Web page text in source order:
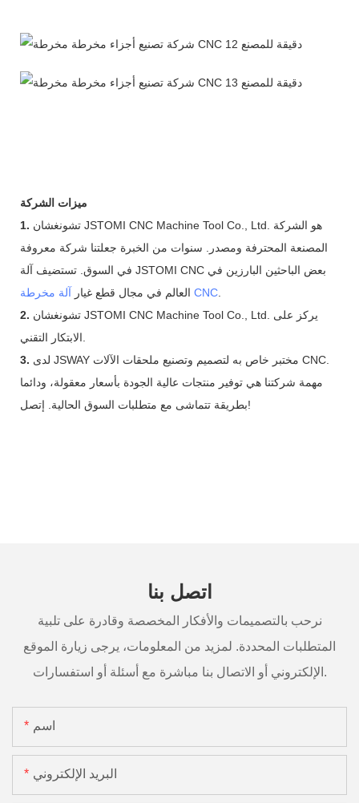
ميزات الشركة
1. تشونغشان JSTOMI CNC Machine Tool Co., Ltd. هو الشركة
المصنعة المحترفة ومصدر. سنوات من الخبرة جعلتنا شركة معروفة
في السوق. تستضيف آلة JSTOMI CNC بعض الباحثين البارزين في
العالم في مجال قطع غيار آلة مخرطة CNC
2. تشونغشان JSTOMI CNC Machine Tool Co., Ltd. يركز على
3. لدى JSWAY مختبر خاص به لتصميم وتصنيع ملحقات الآلات CNC.
مهمة شركتنا هي توفير منتجات عالية الجودة بأسعار معقولة، ودائما
بطريقة تتماشى مع متطلبات السوق الحالية. إتصل!
اتصل بنا
نرحب بالتصميمات والأفكار المخصصة وقادرة على تلبية
المتطلبات المحددة. لمزيد من المعلومات، يرجى زيارة الموقع
الإلكتروني أو الاتصال بنا مباشرة مع أسئلة أو استفسارات.
اسم
البريد الإلكتروني